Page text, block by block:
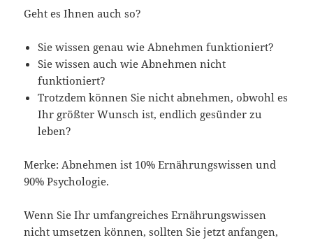
Geht es Ihnen auch so?
Sie wissen genau wie Abnehmen funktioniert?
Sie wissen auch wie Abnehmen nicht
funktioniert?
Trotzdem können Sie nicht abnehmen, obwohl es
Ihr größter Wunsch ist, endlich gesünder zu
leben?
Merke: Abnehmen ist 10% Ernährungswissen und
90% Psychologie.
Wenn Sie Ihr umfangreiches Ernährungswissen
nicht umsetzen können, sollten Sie jetzt anfangen,